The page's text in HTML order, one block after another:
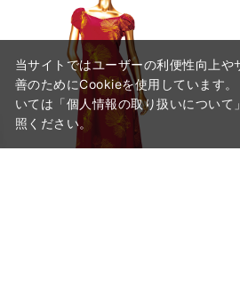
当サイトではユーザーの利便性向上や
善のためにCookieを使用しています
いては「個人情報の取り扱いについて
照ください。